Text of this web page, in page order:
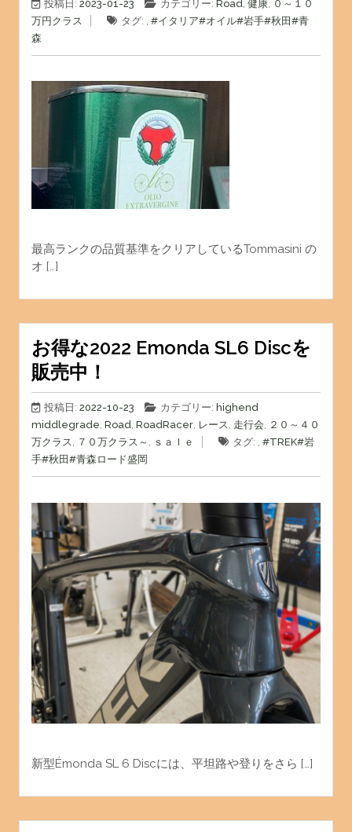
投稿日: 2023-01-23 カテゴリー: Road 健康, ０～１０
万円クラス
タグ: , #イタリア#オイル#岩手#秋田#青
森
最高ランクの品質基準をクリアしているTommasini の
オ […]
お得な2022 Emonda SL6 Discを
販売中！
投稿日: 2022-10-23 カテゴリー: highend
middlegrade, Road, RoadRacer, レース, 走行会, ２０～４０
万クラス, ７０万クラス～ , ｓａｌｅ タグ: , #TREK#岩
手#秋田 #青森 ロード盛岡
新型Émonda SL 6 Discには、平坦路や登りをさら […]